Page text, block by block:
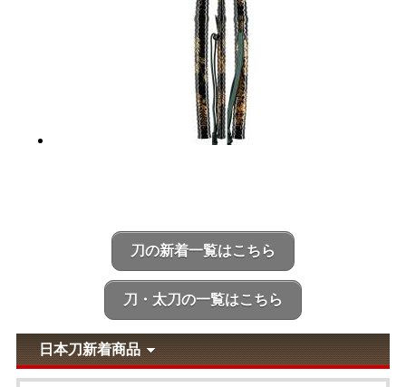
刀の新着一覧はこちら
刀・太刀の一覧はこちら
日本刀新着商品